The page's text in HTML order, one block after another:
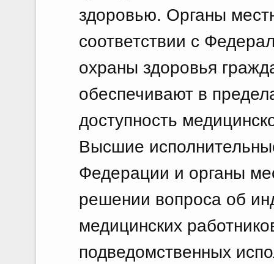
здоровью. Органы
соответствии с
охраны здоровья
обеспечивают в
доступность
Высшие
Федерации и органы
решении вопроса об
медицинских
подведомственных